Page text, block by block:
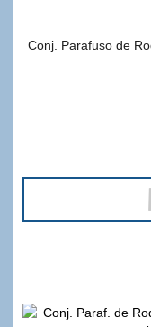
Conj. Parafuso de